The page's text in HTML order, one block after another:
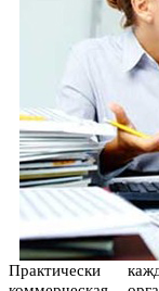
Практически